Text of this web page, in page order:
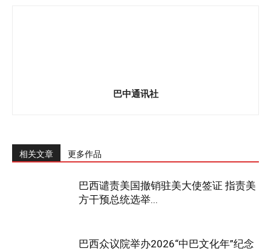
巴中通讯社
相关文章 更多作品
巴西谴责美国撤销驻美大使签证 指责美
方干预总统选举...
巴西众议院举办2026“中巴文化年”纪念